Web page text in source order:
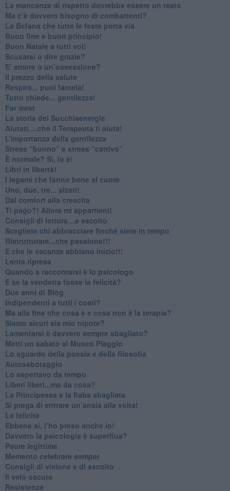
​La mancanza di rispetto dovrebbe essere un reato
​Ma c’è davvero bisogno di combattenti?
​La Befana che tutte le feste porta via
Buon fine e buon principio!
​Buon Natale a tutti voi!
​Scusarsi o dire grazie?
​E’ amore o un’ossessione?
​Il prezzo della salute
​Respira... puoi farcela!
​Tutto chiede... gentilezza!
​Far west
​La storia dei Succhiaenergie
​Aiutati….che il Terapeuta ti aiuta!
​L’importanza della gentilezza
​Stress “buono” e stress “cattivo”
​È normale? Sì, lo è!
​Libri in libertà!
​I legami che fanno bene al cuore
Uno, due, tre... alzati!​
​Dal comfort alla crescita
​Ti pago?! Allora mi appartieni!​
​Consigli di lettura…e ascolto
​Scegliete chi abbracciare finché siete in tempo
​Ristrutturare...che passione!!!
​E che le vacanze abbiano inizio!!!
​Lenta ripresa
​Quando a raccontarsi è lo psicologo
​E se la vendetta fosse la felicità?
​Due anni di Blog
​Indipendenti a tutti i costi?
​Ma alla fine che cosa è e cosa non è la terapia?
​Siamo sicuri sia mio nipote?
​Lamentarsi è davvero sempre sbagliato?
​Metti un sabato al Museo Piaggio
​Lo sguardo della poesia e della filosofia
Autosabotaggio
​Lo aspettavo da tempo
​Liberi liberi...ma da cosa?
​La Principessa e la fiaba sbagliata
Si prega di entrare un’ansia alla volta!
​La felicità
​Ebbene sì, l’ho preso anche io!
​Davvero la psicologia è superflua?
Paure legittime
​Memento celebrare semper
​Consigli di visione e di ascolto
​Il velo oscuro
Resistenza